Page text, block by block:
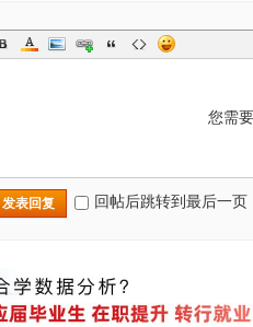
您需
发表回复 回帖后跳转到最后一页